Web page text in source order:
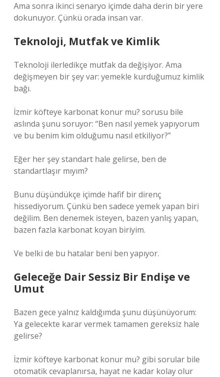
Ama sonra ikinci senaryo içimde daha derin bir yere
dokunuyor. Çünkü orada insan var.
Teknoloji, Mutfak ve Kimlik
Teknoloji ilerledikçe mutfak da değişiyor. Ama
değişmeyen bir şey var: yemekle kurduğumuz kimlik
bağı.
İzmir köfteye karbonat konur mu? sorusu bile
aslında şunu soruyor: “Ben nasıl yemek yapıyorum
ve bu benim kim olduğumu nasıl etkiliyor?”
Eğer her şey standart hale gelirse, ben de
standartlaşır mıyım?
Bunu düşündükçe içimde hafif bir direnç
hissediyorum. Çünkü ben sadece yemek yapan biri
değilim. Ben denemek isteyen, bazen yanlış yapan,
bazen fazla karbonat koyan biriyim.
Ve belki de bu hatalar beni ben yapıyor.
Geleceğe Dair Sessiz Bir Endişe ve
Umut
Bazen gece yalnız kaldığımda şunu düşünüyorum:
Ya gelecekte karar vermek tamamen gereksiz hale
gelirse?
İzmir köfteye karbonat konur mu? gibi sorular bile
otomatik cevaplanırsa, hayat ne kadar kolay olur